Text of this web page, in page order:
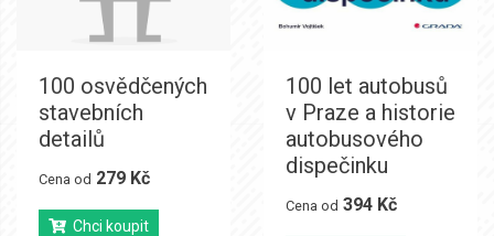
100 osvědčených
stavebních
detailů
Cena od 279 Kč
Chci koupit
100 let autobusů
v Praze a historie
autobusového
dispečinku
Cena od 394 Kč